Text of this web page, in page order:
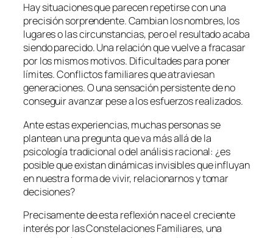
Hay situaciones que parecen repetirse con una
precisión sorprendente. Cambian los nombres, los
lugares o las circunstancias, pero el resultado acaba
siendo parecido. Una relación que vuelve a fracasar
por los mismos motivos. Dificultades para poner
límites. Conflictos familiares que atraviesan
generaciones. O una sensación persistente de no
conseguir avanzar pese a los esfuerzos realizados.
Ante estas experiencias, muchas personas se
plantean una pregunta que va más allá de la
psicología tradicional o del análisis racional: ¿es
posible que existan dinámicas invisibles que influyan
en nuestra forma de vivir, relacionarnos y tomar
decisiones?
Precisamente de esta reflexión nace el creciente
interés por las Constelaciones Familiares, una